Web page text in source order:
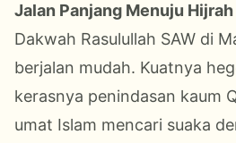
Jalan Panjang Menuju Hijrah
Dakwah Rasulullah SAW di
berjalan mudah. Kuatnya
kerasnya penindasan kaum
umat Islam mencari suaka